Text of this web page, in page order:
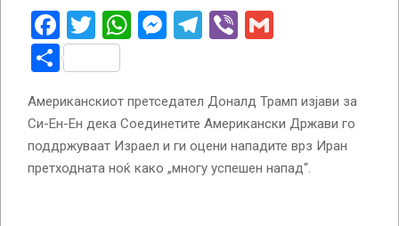
Facebook
Twitter
WhatsApp
Messenger
Telegram
Viber
Share
Американскиот претседател Доналд Трамп изјави за
Си-Ен-Ен дека Соединетите Американски Држави го
поддржуваат Израел и ги оцени нападите врз Иран
претходната ноќ како „многу успешен напад“.